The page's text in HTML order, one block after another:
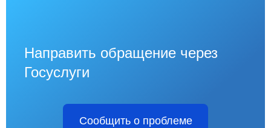
Направить обращение через
Госуслуги
Сообщить о проблеме